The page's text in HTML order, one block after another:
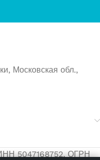
Московская обл.,
5047168752, ОГРН